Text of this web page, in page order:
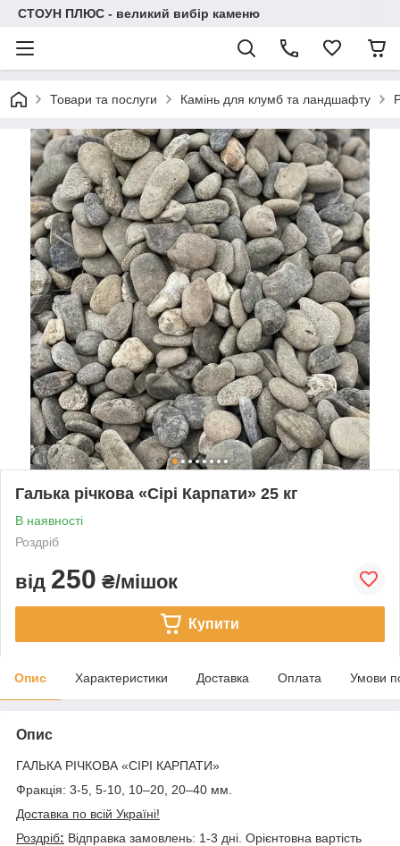
СТОУН ПЛЮС - великий вибір каменю
Товари та послуги Камінь для клумб та ландшафту
Галька річкова «Сірі Карпати» 25 кг
В наявності
Роздріб
від 250 ₴/мішок
Купити
Опис Характеристики Доставка Оплата Умови
Опис
ГАЛЬКА РІЧКОВА «СІРІ КАРПАТИ»
Фракція: 3-5, 5-10, 10–20, 20–40 мм.
Доставка по всій Україні!
Роздріб: Відправка замовлень: 1-3 дні. Орієнтовна вартість